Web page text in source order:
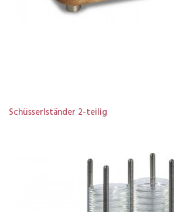
Schüsserlständer 2-teilig